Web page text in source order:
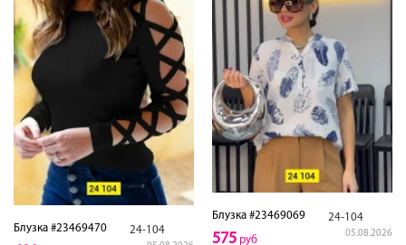
Блузка #23469470 24-104
Блузка #23469069 24-104
05.08.2026
575 руб